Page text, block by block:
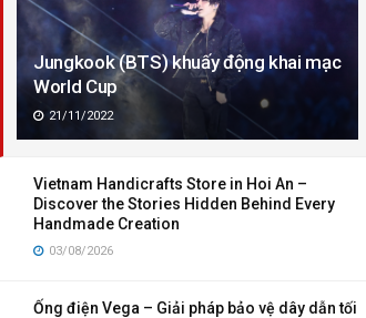
Jungkook (BTS) khuấy động khai mạc
World Cup
21/11/2022
Vietnam Handicrafts Store in Hoi An –
Discover the Stories Hidden Behind Every
Handmade Creation
03/08/2026
Ống điện Vega – Giải pháp bảo vệ dây dẫn tối